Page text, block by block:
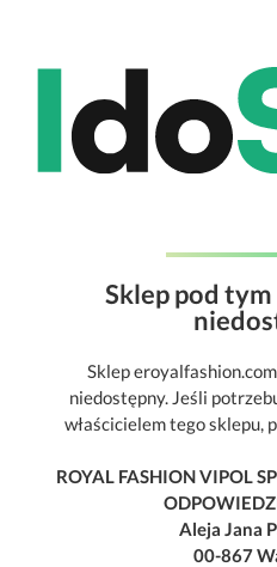
Sklep pod
Sklep
niedostępny. Jeśli
właścicielem tego sklepu,
ROYAL FASHION VIPOL
Aleja Jana
00-867